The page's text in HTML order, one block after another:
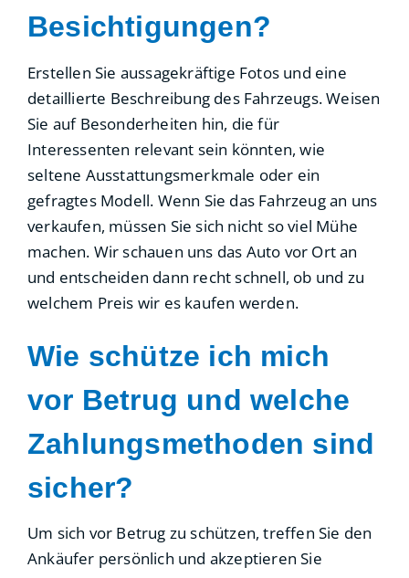
Besichtigungen?
Erstellen Sie aussagekräftige Fotos und eine
detaillierte Beschreibung des Fahrzeugs. Weisen
Sie auf Besonderheiten hin, die für
Interessenten relevant sein könnten, wie
seltene Ausstattungsmerkmale oder ein
gefragtes Modell. Wenn Sie das Fahrzeug an uns
verkaufen, müssen Sie sich nicht so viel Mühe
machen. Wir schauen uns das Auto vor Ort an
und entscheiden dann recht schnell, ob und zu
welchem Preis wir es kaufen werden.
Wie schütze ich mich
vor Betrug und welche
Zahlungsmethoden sind
sicher?
Um sich vor Betrug zu schützen, treffen Sie den
Ankäufer persönlich und akzeptieren Sie